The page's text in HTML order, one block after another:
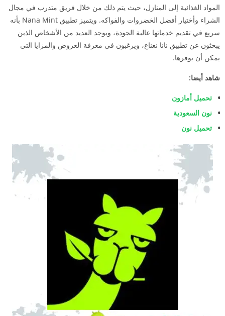
المواد الغذائية إلى المنازل، حيث يتم ذلك من خلال فريق متدرب في مجال
الشراء وأختيار أفضل الخضروات والفواكه. ويتميز تطبيق Nana Mint بأنه
سريع في تقديم خدماتها عالية الجودة، ويوجد العديد من الأشخاص الذين
يبحثون عن تطبيق نانا نعناع، ويرغبون في معرفة العروض والمزايا التي
يمكن أن يوفرها.
شاهد أيضا:
تحميل أمازون
نون السعودية
تحميل نون